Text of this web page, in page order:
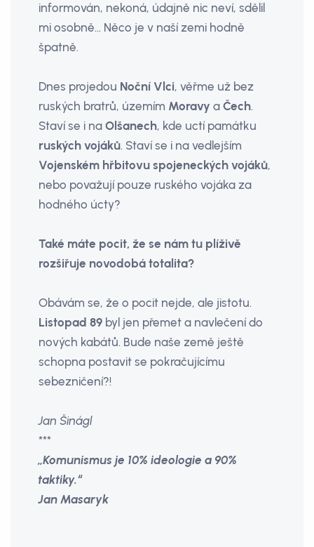
informován, nekoná, údajně nic neví, sdělil
mi osobně… Něco je v naší zemi hodně
špatně.
Dnes projedou Noční Vlci, věřme už bez
ruských bratrů, územím Moravy a Čech.
Staví se i na Olšanech, kde uctí památku
ruských vojáků. Staví se i na vedlejším
Vojenském hřbitovu spojeneckých vojáků,
nebo považují pouze ruského vojáka za
hodného úcty?
Také máte pocit, že se nám tu plíživě
rozšiřuje novodobá totalita?
Obávám se, že o pocit nejde, ale jistotu.
Listopad 89 byl jen přemet a navlečení do
nových kabátů. Bude naše země ještě
schopna postavit se pokračujícímu
sebezničení?!
Jan Šinágl
***
„Komunismus je 10% ideologie a 90%
taktiky.“
Jan Masaryk